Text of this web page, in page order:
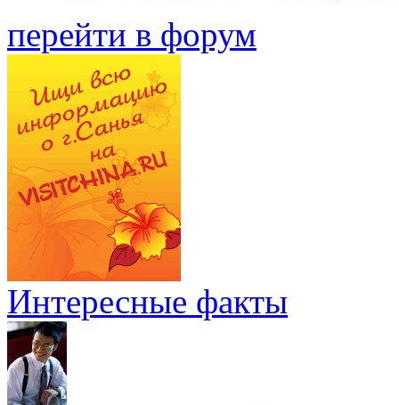
перейти в форум
Интересные факты